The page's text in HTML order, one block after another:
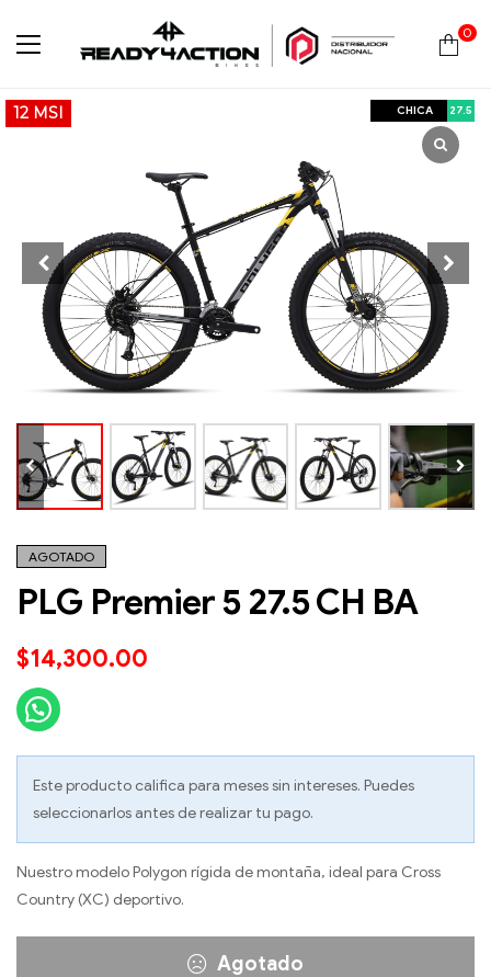
Ready4Action
0
12 MSI CHICA 27.5
AGOTADO
PLG Premier 5 27.5 CH BA
$14,300.00
Este producto califica para meses sin intereses. Puedes
seleccionarlos antes de realizar tu pago.
Nuestro modelo Polygon rígida de montaña, ideal para Cross
Country (XC) deportivo.
Agotado